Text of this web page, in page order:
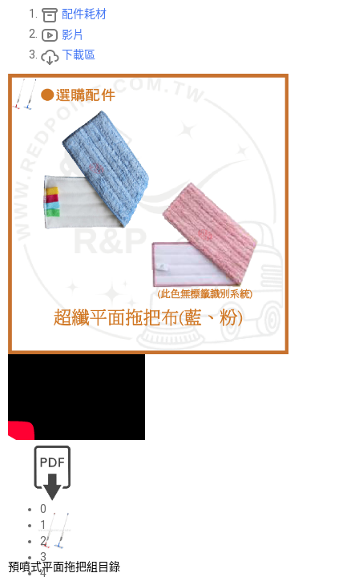
0
1
2
3
4
配件耗材
影片
下載區
預噴式平面拖把組目錄